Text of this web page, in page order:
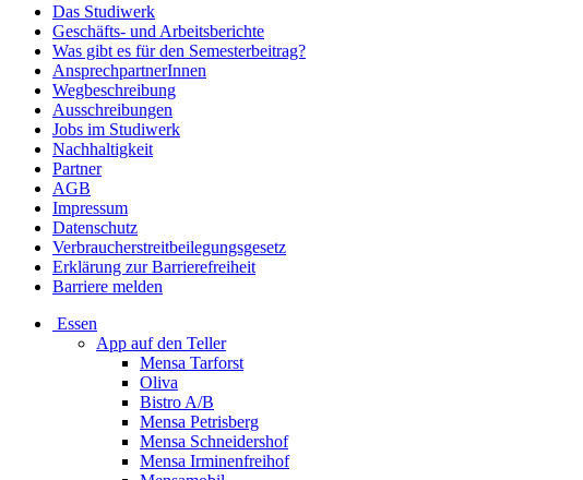
Das Studiwerk
Geschäfts- und Arbeitsberichte
Was gibt es für den Semesterbeitrag?
AnsprechpartnerInnen
Wegbeschreibung
Ausschreibungen
Jobs im Studiwerk
Nachhaltigkeit
Partner
AGB
Impressum
Datenschutz
Verbraucherstreitbeilegungsgesetz
Erklärung zur Barrierefreiheit
Barriere melden
Essen
App auf den Teller
Mensa Tarforst
Oliva
Bistro A/B
Mensa Petrisberg
Mensa Schneidershof
Mensa Irminenfreihof